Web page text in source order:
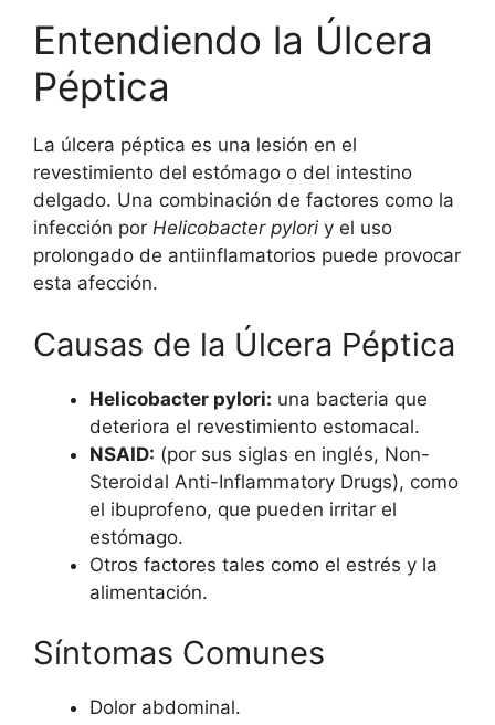
Entendiendo la Úlcera
Péptica
La úlcera péptica es una lesión en el
revestimiento del estómago o del intestino
delgado. Una combinación de factores como la
infección por Helicobacter pylori y el uso
prolongado de antiinflamatorios puede provocar
esta afección.
Causas de la Úlcera Péptica
Helicobacter pylori: una bacteria que
deteriora el revestimiento estomacal.
NSAID: (por sus siglas en inglés, Non-
Steroidal Anti-Inflammatory Drugs), como
el ibuprofeno, que pueden irritar el
estómago.
Otros factores tales como el estrés y la
alimentación.
Síntomas Comunes
Dolor abdominal.